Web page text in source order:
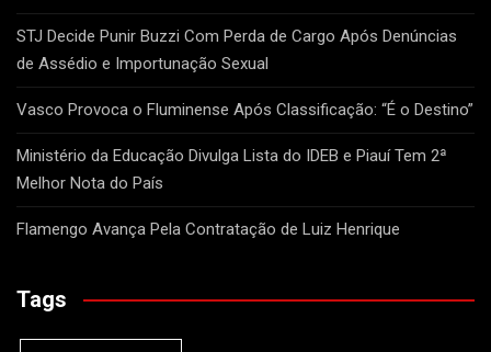
STJ Decide Punir Buzzi Com Perda de Cargo Após Denúncias
de Assédio e Importunação Sexual
Vasco Provoca o Fluminense Após Classificação: “É o Destino”
Ministério da Educação Divulga Lista do IDEB e Piauí Tem 2ª
Melhor Nota do País
Flamengo Avança Pela Contratação de Luiz Henrique
Tags